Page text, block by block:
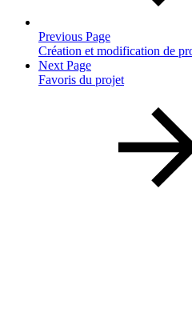
Previous Page
Création et modification de
Next Page
Favoris du projet